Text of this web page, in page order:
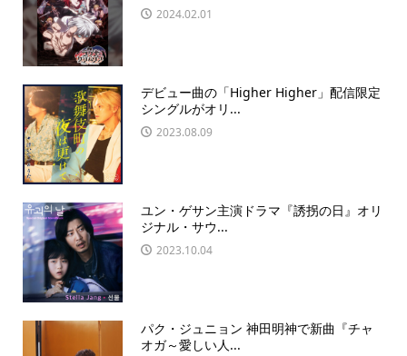
2024.02.01
デビュー曲の「Higher Higher」配信限定
シングルがオリ...
2023.08.09
ユン・ゲサン主演ドラマ『誘拐の日』オリ
ジナル・サウ...
2023.10.04
パク・ジュニョン 神田明神で新曲『チャ
オガ～愛しい人...